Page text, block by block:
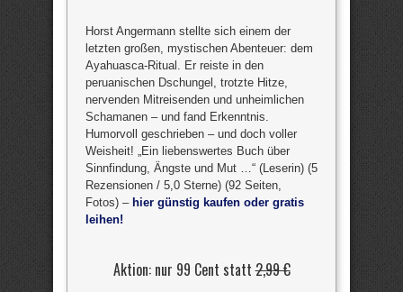
Horst Angermann stellte sich einem der
letzten großen, mystischen Abenteuer: dem
Ayahuasca-Ritual. Er reiste in den
peruanischen Dschungel, trotzte Hitze,
nervenden Mitreisenden und unheimlichen
Schamanen – und fand Erkenntnis.
Humorvoll geschrieben – und doch voller
Weisheit! „Ein liebenswertes Buch über
Sinnfindung, Ängste und Mut …“ (Leserin) (5
Rezensionen / 5,0 Sterne) (92 Seiten,
Fotos) – hier günstig kaufen oder gratis
leihen!
Aktion: nur 99 Cent statt2,99 €